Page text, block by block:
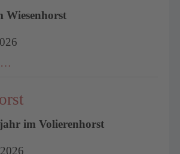
Wiesenhorst
…
im Volierenhorst